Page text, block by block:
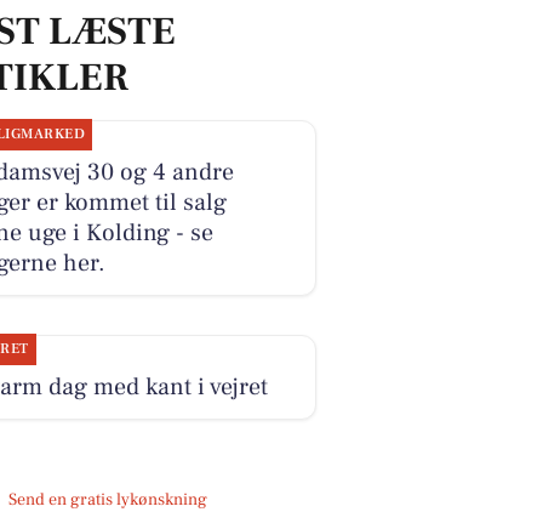
LÆSTE
30 og 4 andre
er kommet til salg
uge i Kolding - se
her.
dag med kant i vejret
Send en gratis lykønskning